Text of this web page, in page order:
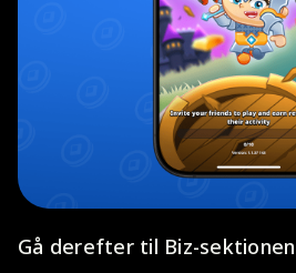
Gå derefter til Biz-